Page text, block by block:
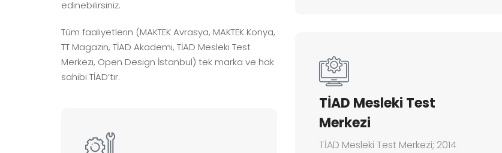
edinebilirsiniz.
Tüm faaliyetlerin (MAKTEK Avrasya, MAKTEK Konya,
TT Magazin, TİAD Akademi, TİAD Mesleki Test
Merkezi, Open Design İstanbul) tek marka ve hak
sahibi TİAD’tır.
TİAD Mesleki Test
Merkezi
TİAD Mesleki Test Merkezi; 2014